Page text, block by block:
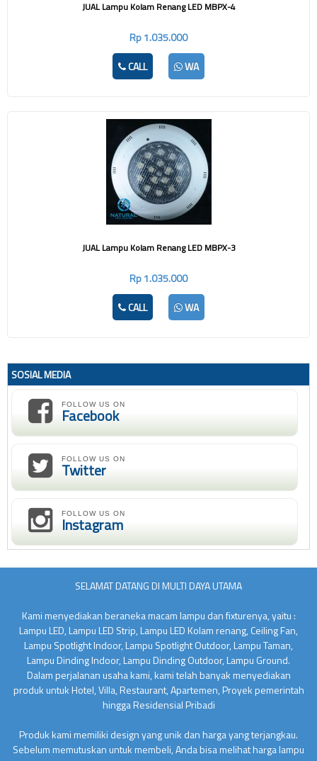
JUAL Lampu Kolam Renang LED MBPX-4
Rp 1.035.000
CALL
WA
JUAL Lampu Kolam Renang LED MBPX-3
Rp 1.035.000
CALL
WA
SOSIAL MEDIA
FOLLOW US ON
Facebook
FOLLOW US ON
Twitter
FOLLOW US ON
Instagram
SELAMAT DATANG DI MULTI DAYA UTAMA
Kami menyediakan beraneka macam lampu dan fixturenya, yaitu :
Lampu LED, Lampu LED Strip, Lampu LED Kolam renang, Ceiling Fan,
Lampu Spotlight Indoor, Lampu Spotlight Outdoor, Lampu Taman,
Lampu Dinding Indoor, Lampu Dinding Outdoor, Lampu Ground.
Dalam perjalanan usaha kami, kami telah banyak menyediakan
produk untuk Hotel, Villa, Restaurant, Apartemen, Proyek pemerintah
hingga Residensial Pribadi
Produk kami memiliki design yang unik dan harga yang terjangkau.
Sebelum memutuskan untuk membeli, Anda bisa melihat harga lampu